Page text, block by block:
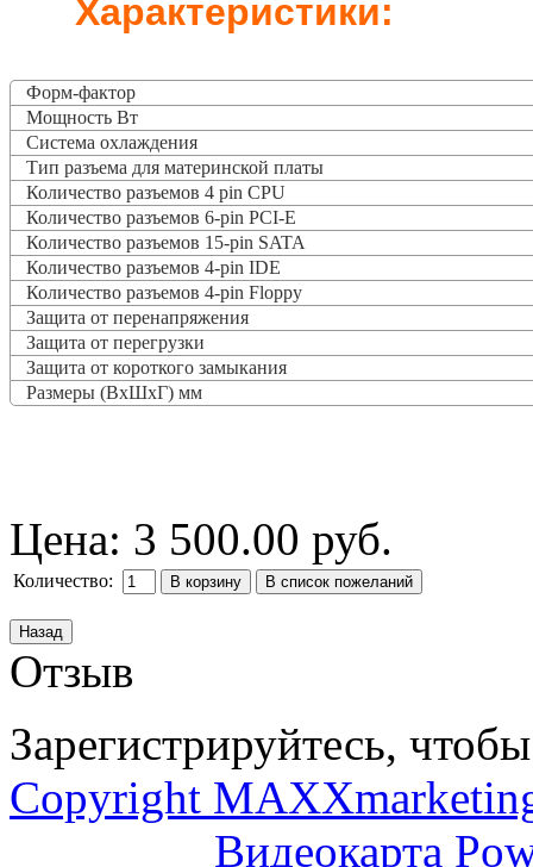
Характеристики:
Форм-фактор
Мощность Вт
Система охлаждения
Тип разъема для материнской платы
Количество разъемов 4 pin CPU
Количество разъемов 6-pin PCI-E
Количество разъемов 15-pin SATA
Количество разъемов 4-pin IDE
Количество разъемов 4-pin Floppy
Защита от перенапряжения
Защита от перегрузки
Защита от короткого замыкания
Размеры (ВxШxГ) мм
Цена: 3 500.00 руб.
Количество:
Отзыв
Зарегистрируйтесь,
Copyright
Видеокарта